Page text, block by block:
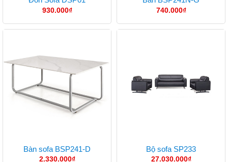
930.000₫ 740.000₫
Bàn sofa BSP241-D
2.330.000₫
Bộ sofa SP233
27.030.000₫